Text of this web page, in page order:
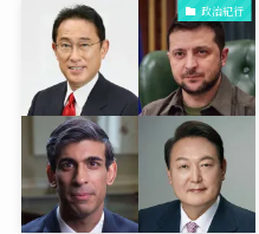
政治紀行